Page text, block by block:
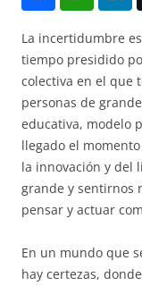
La incertidumbre
tiempo presidido
colectiva en el que
personas de
educativa, modelo
llegado el
la innovación y del
grande y sentirnos
pensar y actuar
En un mundo que
hay certezas,